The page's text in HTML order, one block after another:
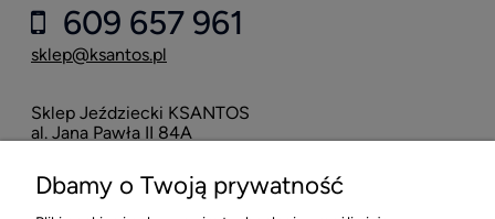
609 657 961
sklep@ksantos.pl
Sklep Jeździecki KSANTOS
al. Jana Pawła II 84A
Dbamy o Twoją prywatność